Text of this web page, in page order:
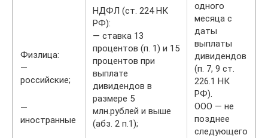
Физлица:
—
российские;
—
иностранные
НДФЛ (ст. 224 НК
РФ):
— ставка 13
процентов (п. 1) и 15
процентов при
выплате
дивидендов в
размере 5
млн.рублей и выше
(абз. 2 п.1);
одного
месяца с
даты
выплаты
дивидендов
(п. 7, 9 ст.
226.1 НК
РФ).
ООО — не
позднее
следующего